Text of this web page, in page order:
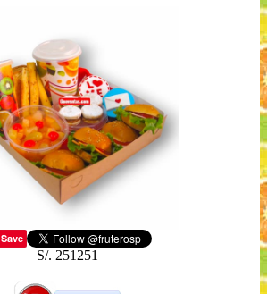
Save
S/. 251251